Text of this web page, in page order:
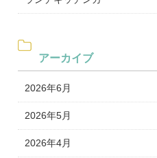
アーカイブ
2026年6月
2026年5月
2026年4月